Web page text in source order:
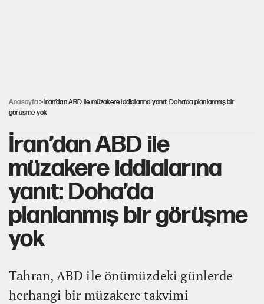
Anasayfa > İran’dan ABD ile müzakere iddialarına yanıt: Doha’da planlanmış bir
görüşme yok
İran’dan ABD ile
müzakere iddialarına
yanıt: Doha’da
planlanmış bir görüşme
yok
Tahran, ABD ile önümüzdeki günlerde
herhangi bir müzakere takvimi